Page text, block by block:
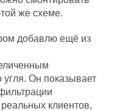
же схеме.
добавлю ещё из
Он показывает
клиентов,